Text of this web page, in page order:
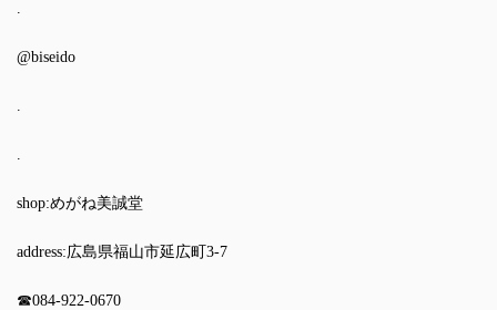
@biseido
shop:めがね美誠堂
address:広島県福山市延広町3-7
☎︎084-922-0670